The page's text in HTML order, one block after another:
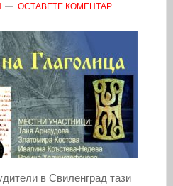
ОСТАВЕТЕ КОМЕНТАР
в Свиленград тази